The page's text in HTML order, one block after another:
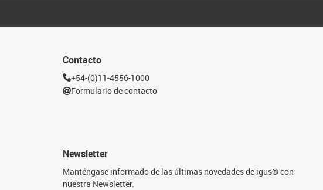
Contacto
+54-(0)11-4556-1000
Formulario de contacto
Newsletter
Manténgase informado de las últimas novedades de igus® con
nuestra Newsletter.